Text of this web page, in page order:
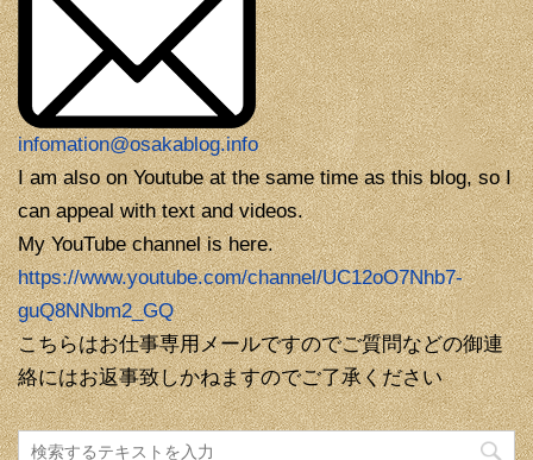
infomation@osakablog.info
I am also on Youtube at the same time as this blog, so I
can appeal with text and videos.
My YouTube channel is here.
https://www.youtube.com/channel/UC12oO7Nhb7-
guQ8NNbm2_GQ
こちらはお仕事専用メールですのでご質問などの御連
絡にはお返事致しかねますのでご了承ください